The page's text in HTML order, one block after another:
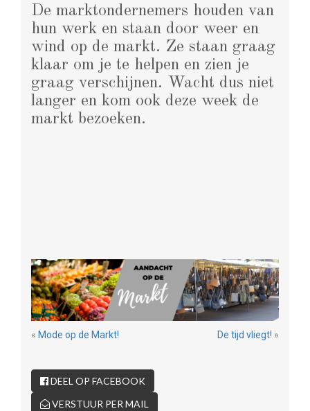
De marktondernemers houden van
hun werk en staan door weer en
wind op de markt. Ze staan graag
klaar om je te helpen en zien je
graag verschijnen. Wacht dus niet
langer en kom ook deze week de
markt bezoeken.
« Mode op de Markt! De tijd vliegt! »
DEEL OP FACEBOOK
VERSTUUR PER MAIL